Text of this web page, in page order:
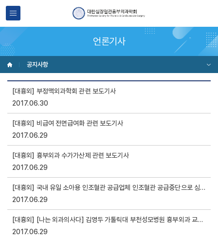
언론기사
공지사항
[대흉외] 부정맥외과학회 관련 보도기사
2017.06.30
[대흉외] 비급여 전면급여화 관련 보도기사
2017.06.29
[대흉외] 흉부외과 수가가산제 관련 보도기사
2017.06.29
[대흉외] 국내 유일 소아용 인조혈관 공급업체 인조혈관 공급중단으로 심장수술 중단 관련 보도기사
2017.06.29
[대흉외] [나는 외과의사다] 김영두 가톨릭대 부천성모병원 흉부외과 교수 관련 보도기사
2017.06.29